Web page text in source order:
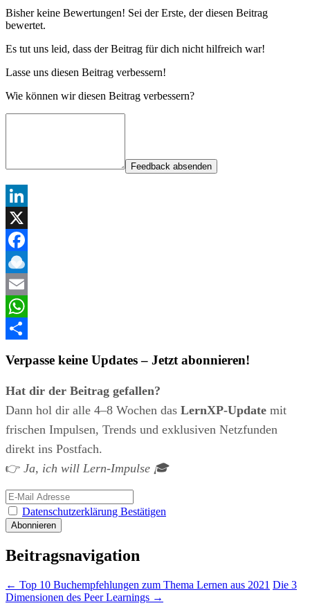
Bisher keine Bewertungen! Sei der Erste, der diesen Beitrag
bewertet.
Es tut uns leid, dass der Beitrag für dich nicht hilfreich war!
Lasse uns diesen Beitrag verbessern!
Wie können wir diesen Beitrag verbessern?
Feedback absenden
LinkedIn
X
Facebook
Raindrop.io
Email
WhatsApp
Verpasse keine Updates – Jetzt abonnieren!
Hat dir der Beitrag gefallen?
Dann hol dir alle 4–8 Wochen das LernXP-Update mit
frischen Impulsen, Trends und exklusiven Netzfunden
direkt ins Postfach.
👉 Ja, ich will Lern-Impulse 🎓
Datenschutzerklärung Bestätigen
Beitragsnavigation
← Top 10 Buchempfehlungen zum Thema Lernen aus 2021 Die 3
Dimensionen des Peer Learnings →